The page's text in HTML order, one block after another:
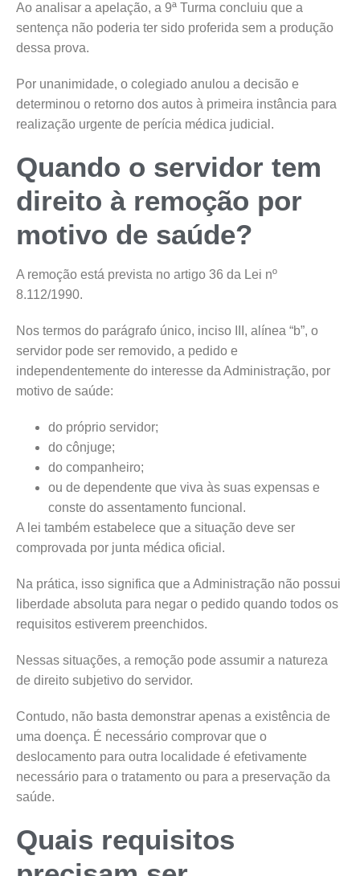
Ao analisar a apelação, a 9ª Turma concluiu que a
sentença não poderia ter sido proferida sem a produção
dessa prova.
Por unanimidade, o colegiado anulou a decisão e
determinou o retorno dos autos à primeira instância para
realização urgente de perícia médica judicial.
Quando o servidor tem
direito à remoção por
motivo de saúde?
A remoção está prevista no artigo 36 da Lei nº
8.112/1990.
Nos termos do parágrafo único, inciso III, alínea “b”, o
servidor pode ser removido, a pedido e
independentemente do interesse da Administração, por
motivo de saúde:
do próprio servidor;
do cônjuge;
do companheiro;
ou de dependente que viva às suas expensas e
conste do assentamento funcional.
A lei também estabelece que a situação deve ser
comprovada por junta médica oficial.
Na prática, isso significa que a Administração não possui
liberdade absoluta para negar o pedido quando todos os
requisitos estiverem preenchidos.
Nessas situações, a remoção pode assumir a natureza
de direito subjetivo do servidor.
Contudo, não basta demonstrar apenas a existência de
uma doença. É necessário comprovar que o
deslocamento para outra localidade é efetivamente
necessário para o tratamento ou para a preservação da
saúde.
Quais requisitos